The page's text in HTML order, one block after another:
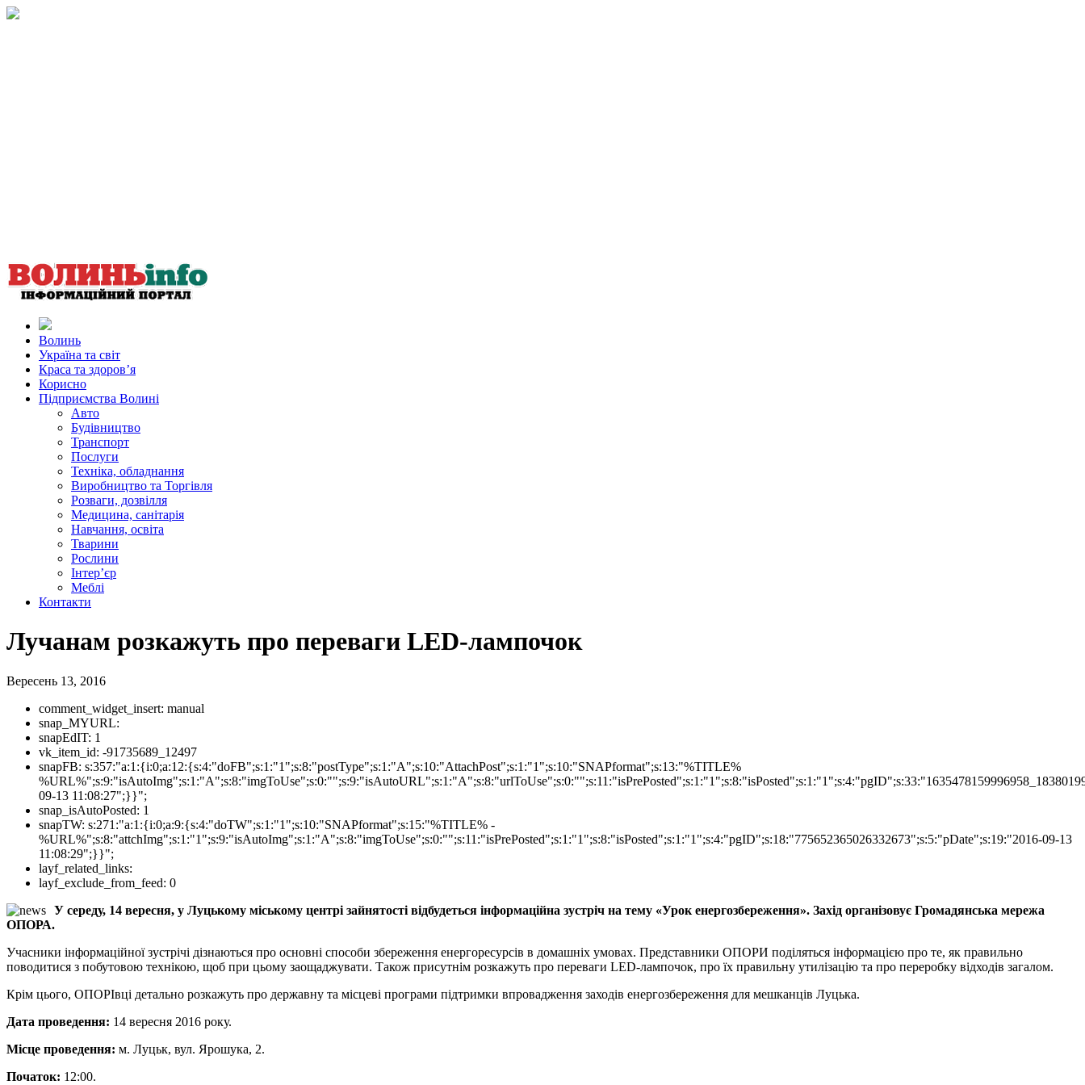
Волинь
Україна та світ
Краса та здоров’я
Корисно
Підприємства Волині
Авто
Будівництво
Транспорт
Послуги
Техніка, обладнання
Виробництво та Торгівля
Розваги, дозвілля
Медицина, санітарія
Навчання, освіта
Тварини
Рослини
Інтер’єр
Меблі
Контакти
Лучанам розкажуть про переваги LED-лампочок
Вересень 13, 2016
comment_widget_insert: manual
snap_MYURL:
snapEdIT: 1
vk_item_id: -91735689_12497
snapFB: s:357:"a:1:{i:0;a:12:{s:4:"doFB";s:1:"1";s:8:"postType";s:1:"A";s:10:"AttachPost";s:1:"1";s:10:"SNAPformat";s:13:"%TITLE%
09-13 11:08:27";}}";
snap_isAutoPosted: 1
snapTW: s:271:"a:1:{i:0;a:9:{s:4:"doTW";s:1:"1";s:10:"SNAPformat";s:15:"%TITLE% -
%URL%";s:8:"attchImg";s:1:"1";s:9:"isAutoImg";s:1:"A";s:8:"imgToUse";s:0:"";s:11:"isPrePosted";s:1:"1";s:8:"isPosted";s:1:"1";s:4:"pgID";s:18:"775652365026332673";s:5:"pDate";s:19:"2016-09-13
11:08:29";}}";
layf_related_links:
layf_exclude_from_feed: 0
У середу, 14 вересня, у Луцькому міському центрі зайнятості відбудеться інформаційна зустріч на тему «Урок енергозбереження». Захід організовує Громадянська мережа
ОПОРА.
Учасники інформаційної зустрічі дізнаються про основні способи збереження енергоресурсів в домашніх умовах. Представники ОПОРИ поділяться інформацією про те, як правильно
поводитися з побутовою технікою, щоб при цьому заощаджувати. Також присутнім розкажуть про переваги LED-лампочок, про їх правильну утилізацію та про переробку відходів загалом.
Крім цього, ОПОРІвці детально розкажуть про державну та місцеві програми підтримки впровадження заходів енергозбереження для мешканців Луцька.
Дата проведення: 14 вересня 2016 року.
Місце проведення: м. Луцьк, вул. Ярошука, 2.
Початок: 12:00.